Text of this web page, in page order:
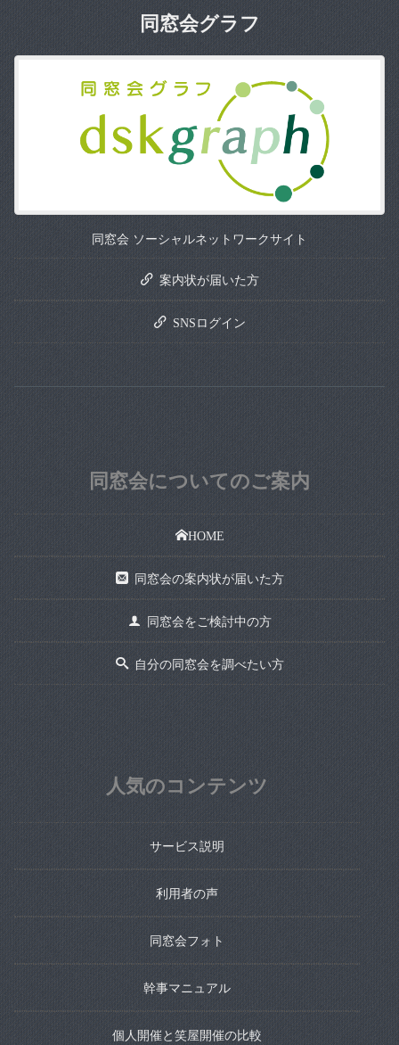
同窓会グラフ
同窓会 ソーシャルネットワークサイト
案内状が届いた方
SNSログイン
同窓会についてのご案内
HOME
同窓会の案内状が届いた方
同窓会をご検討中の方
自分の同窓会を調べたい方
人気のコンテンツ
サービス説明
利用者の声
同窓会フォト
幹事マニュアル
個人開催と笑屋開催の比較